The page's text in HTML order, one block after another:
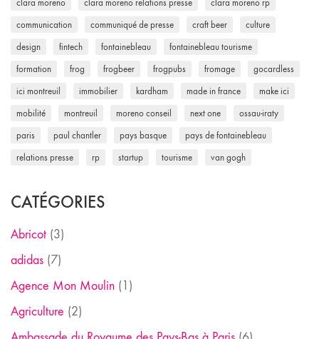
clara moreno clara moreno relations presse clara moreno rp
communication communiqué de presse craft beer culture
design fintech fontainebleau fontainebleau tourisme
formation frog frogbeer frogpubs fromage gocardless
ici montreuil immobilier kardham made in france make ici
mobilité montreuil moreno conseil next one ossau-iraty
paris paul chantler pays basque pays de fontainebleau
relations presse rp startup tourisme van gogh
CATÉGORIES
Abricot (3)
adidas (7)
Agence Mon Moulin (1)
Agriculture (2)